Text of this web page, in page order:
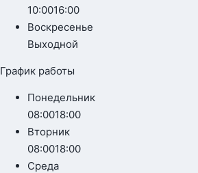
10:0016:00
Воскресенье
Выходной
График работы
Понедельник
08:0018:00
Вторник
08:0018:00
Среда